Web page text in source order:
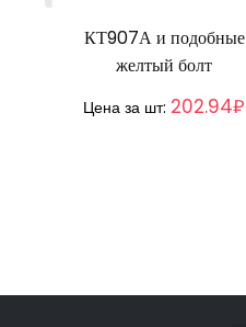
КТ907А и подобные
желтый болт
Цена за шт: 202.94₽